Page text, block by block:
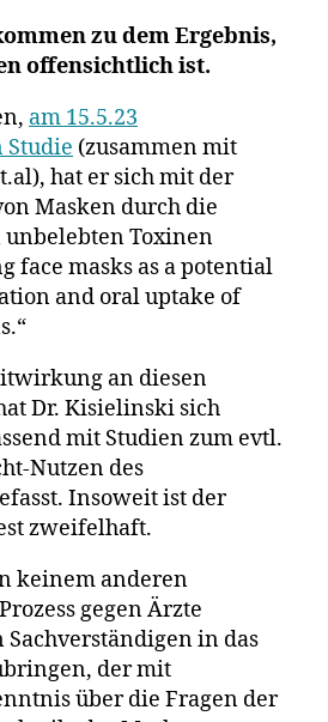
zu dem Ergebnis,
offensichtlich ist.
am 15.5.23
(zusammen mit
hat er sich mit der
Masken durch die
unbelebten Toxinen
face masks as a potential
and oral uptake of
an diesen
Dr. Kisielinski sich
mit Studien zum evtl.
Nutzen des
Insoweit ist der
zweifelhaft.
keinem anderen
gegen Ärzte
in das
der mit
über die Fragen der